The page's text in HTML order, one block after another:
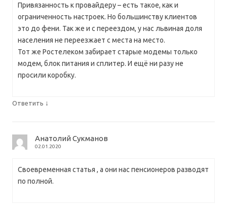
Привязанность к провайдеру – есть такое, как и
ограниченность настроек. Но большинству клиентов
это до фени. Так же и с переездом, у нас львиная доля
населения не переезжает с места на место.
Тот же Ростелеком забирает старые модемы только
модем, блок питания и сплитер. И ещё ни разу не
просили коробку.
Ответить ↓
Анатолий Сукманов
02.01.2020
Своевременная статья , а они нас пенсионеров разводят
по полной.